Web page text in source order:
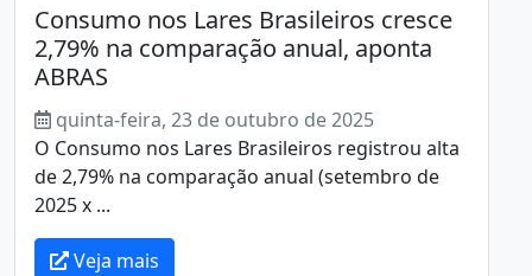
Consumo nos Lares Brasileiros cresce
2,79% na comparação anual, aponta
ABRAS
quinta-feira, 23 de outubro de 2025
O Consumo nos Lares Brasileiros registrou alta
de 2,79% na comparação anual (setembro de
2025 x ...
Veja mais